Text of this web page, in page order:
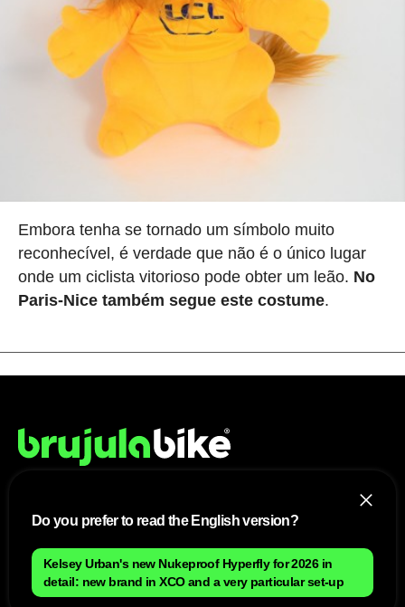
Embora tenha se tornado um símbolo muito
reconhecível, é verdade que não é o único lugar
onde um ciclista vitorioso pode obter um leão. No
Paris-Nice também segue este costume.
NÓS
Mapa do site
Aviso Legal Brasileiro
Política de cookies Brasileiro
Anúnciate con nosotros brasileiro
Do you prefer to read the English version?
Kelsey Urban's new Nukeproof Hyperfly for 2026 in
detail: new brand in XCO and a very particular set-up